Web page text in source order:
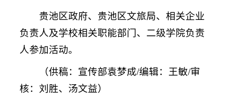
贵池区政府、贵池区文旅局、相关企业
负责人及学校相关职能部门、二级学院负责
人参加活动。
（供稿：宣传部袁梦成/编辑：王敏/审
核：刘胜、汤文益）